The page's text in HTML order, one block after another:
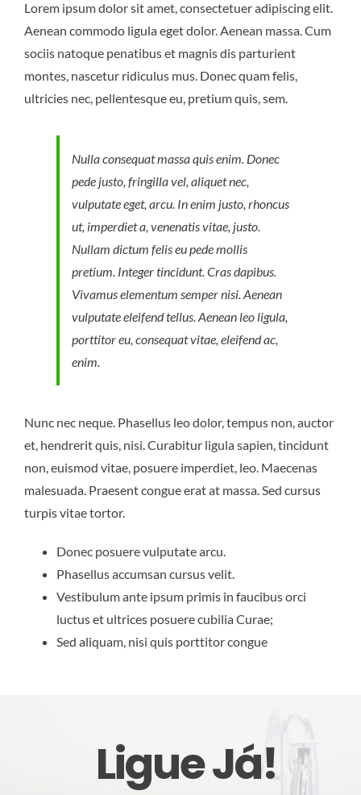
Lorem ipsum dolor sit amet, consectetuer adipiscing elit.
Aenean commodo ligula eget dolor. Aenean massa. Cum
sociis natoque penatibus et magnis dis parturient
montes, nascetur ridiculus mus. Donec quam felis,
ultricies nec, pellentesque eu, pretium quis, sem.
Nulla consequat massa quis enim. Donec
pede justo, fringilla vel, aliquet nec,
vulputate eget, arcu. In enim justo, rhoncus
ut, imperdiet a, venenatis vitae, justo.
Nullam dictum felis eu pede mollis
pretium. Integer tincidunt. Cras dapibus.
Vivamus elementum semper nisi. Aenean
vulputate eleifend tellus. Aenean leo ligula,
porttitor eu, consequat vitae, eleifend ac,
enim.
Nunc nec neque. Phasellus leo dolor, tempus non, auctor
et, hendrerit quis, nisi. Curabitur ligula sapien, tincidunt
non, euismod vitae, posuere imperdiet, leo. Maecenas
malesuada. Praesent congue erat at massa. Sed cursus
turpis vitae tortor.
Donec posuere vulputate arcu.
Phasellus accumsan cursus velit.
Vestibulum ante ipsum primis in faucibus orci
luctus et ultrices posuere cubilia Curae;
Sed aliquam, nisi quis porttitor congue
Ligue Já!